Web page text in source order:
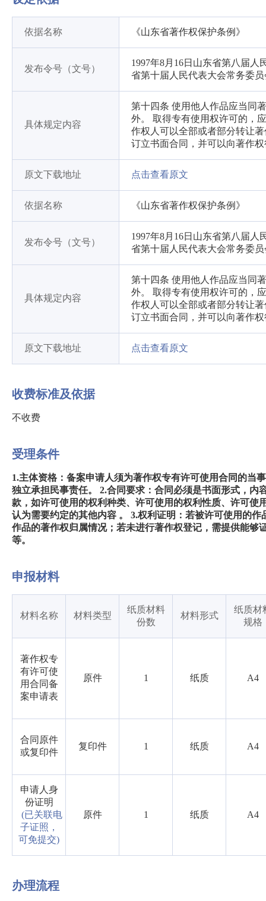
依据名称 《山东省著作权保护条例》
发布令号（文号）
1997年8月16日山东省第八届人
省第十届人民代表大会常务委
具体规定内容
第十四条 使用他人作品应当同
外。 取得专有使用权许可的，
作权人可以全部或者部分转让
订立书面合同，并可以向著作
原文下载地址 点击查看原文
依据名称 《山东省著作权保护条例》
发布令号（文号）
1997年8月16日山东省第八届人
省第十届人民代表大会常务委
具体规定内容
第十四条 使用他人作品应当同
外。 取得专有使用权许可的，
作权人可以全部或者部分转让
订立书面合同，并可以向著作
原文下载地址 点击查看原文
收费标准及依据
不收费
受理条件
1.主体资格：备案申请人须为著作权专有许可使用合同的当
独立承担民事责任。 2.合同要求：合同必须是书面形式，
款，如许可使用的权利种类、许可使用的权利性质、许可
认为需要约定的其他内容 。 3.权利证明：若被许可使用的
作品的著作权归属情况；若未进行著作权登记，需提供能
等。
申报材料
材料名称 材料类型
纸质材料
份数
材料形式
纸质材
规格
著作权专
有许可使
用合同备
案申请表
原件 1 纸质 A4
合同原件
或复印件
复印件 1 纸质 A4
申请人身
份证明
(已关联电
子证照，
可免提交)
原件 1 纸质 A4
办理流程